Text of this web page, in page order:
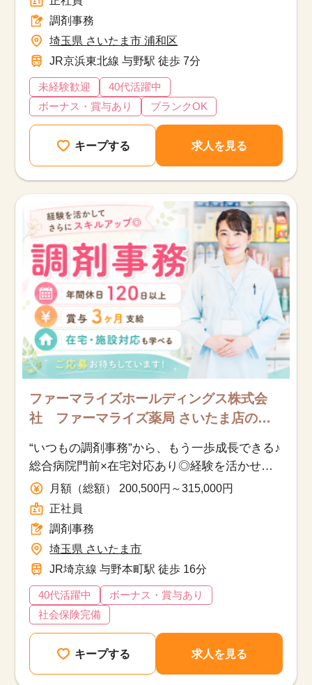
調剤事務
埼玉県 さいたま市 浦和区
JR京浜東北線 与野駅 徒歩 7分
未経験歓迎
40代活躍中
ボーナス・賞与あり
ブランクOK
キープする 求人を見る
ファーマライズホールディングス株式会
社 ファーマライズ薬局 さいたま店の求
人/さいたま市/調剤事務/正社員
“いつもの調剤事務”から、もう一歩成長できる♪
総合病院門前×在宅対応あり◎経験を活かせる
調剤事務のお仕事
月額（総額） 200,500円～315,000円
正社員
調剤事務
埼玉県 さいたま市
JR埼京線 与野本町駅 徒歩 16分
40代活躍中
ボーナス・賞与あり
社会保険完備
キープする 求人を見る